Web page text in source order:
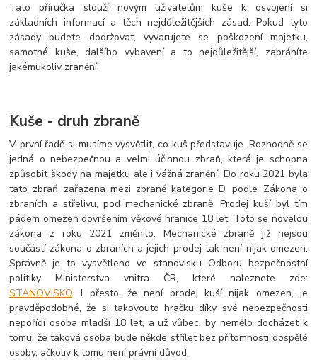
Tato příručka slouží novým uživatelům kuše k osvojení si
základních informací a těch nejdůležitějších zásad. Pokud tyto
zásady budete dodržovat, vyvarujete se poškození majetku,
samotné kuše, dalšího vybavení a to nejdůležitější, zabráníte
jakémukoliv zranění.
Kuše - druh zbraně
V první řadě si musíme vysvětlit, co kuš představuje. Rozhodně se
jedná o nebezpečnou a velmi účinnou zbraň, která je schopna
způsobit škody na majetku ale i vážná zranění. Do roku 2021 byla
tato zbraň zařazena mezi zbraně kategorie D, podle Zákona o
zbraních a střelivu, pod mechanické zbraně. Prodej kuší byl tím
pádem omezen dovršením věkové hranice 18 let. Toto se novelou
zákona z roku 2021 změnilo. Mechanické zbraně již nejsou
součástí zákona o zbraních a jejich prodej tak není nijak omezen.
Správně je to vysvětleno ve stanovisku Odboru bezpečnostní
politiky Ministerstva vnitra ČR, které naleznete zde:
STANOVISKO. I přesto, že není prodej kuší nijak omezen, je
pravděpodobné, že si takovouto hračku díky své nebezpečnosti
nepořídí osoba mladší 18 let, a už vůbec, by nemělo docházet k
tomu, že taková osoba bude někde střílet bez přítomnosti dospělé
osoby, ačkoliv k tomu není právní důvod.